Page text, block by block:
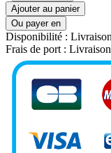
Ajouter au panier
Ou payer en
Disponibilité :
Frais de port :